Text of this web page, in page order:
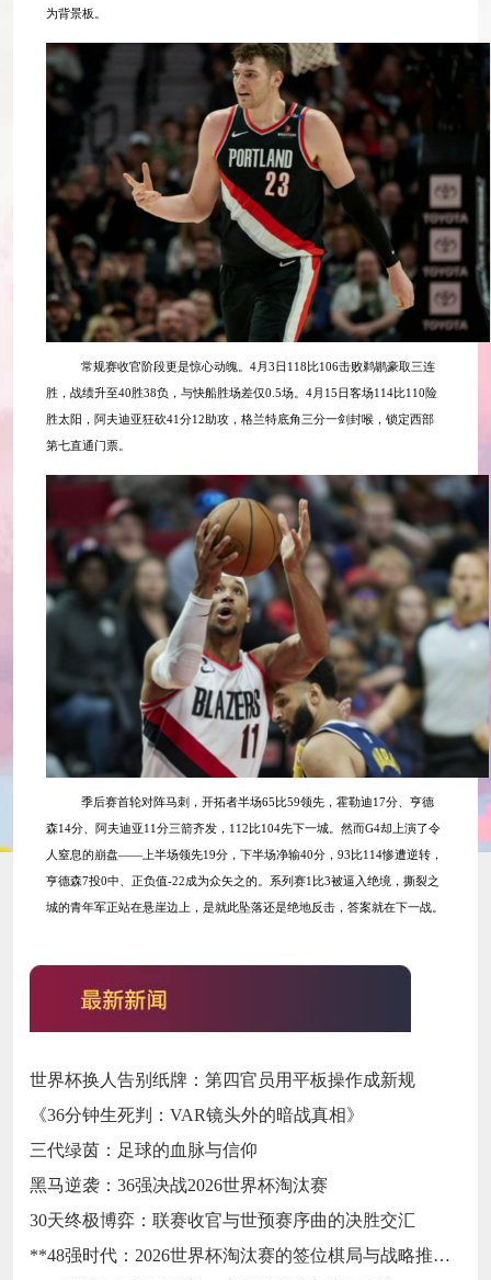
为背景板。
常规赛收官阶段更是惊心动魄。 4月3日118比106击败鹈鹕豪取三连
胜，战绩升至40胜38负，与快船胜场差仅0.5场。4月15日客场114比110险
胜太阳，阿夫迪亚狂砍41分12助攻，格兰特底角三分一剑封喉，锁定西部
第七直通门票。
季后赛首轮对阵马刺，开拓者半场65比59领先，霍勒迪17分、亨德
森14分、阿夫迪亚11分三箭齐发，112比104先下一城。然而G4却上演了令
人窒息的崩盘——上半场领先19分，下半场净输40分，93比114惨遭逆转，
亨德森7投0中、正负值-22成为众矢之的。系列赛1比3被逼入绝境，撕裂之
城的青年军正站在悬崖边上，是就此坠落还是绝地反击，答案就在下一战。
世界杯换人告别纸牌：第四官员用平板操作成新规
《36分钟生死判：VAR镜头外的暗战真相》
三代绿茵：足球的血脉与信仰
黑马逆袭：36强决战2026世界杯淘汰赛
30天终极博弈：联赛收官与世预赛序曲的决胜交汇
**48强时代：2026世界杯淘汰赛的签位棋局与战略推演**